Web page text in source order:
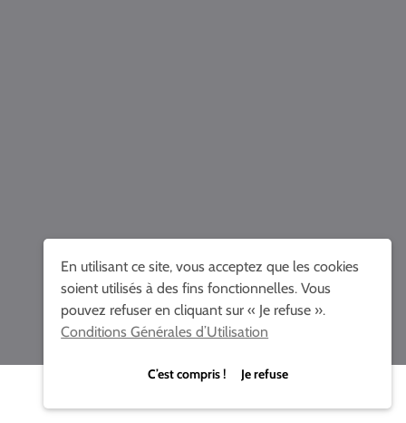
En utilisant ce site, vous acceptez que les cookies
soient utilisés à des fins fonctionnelles. Vous
pouvez refuser en cliquant sur « Je refuse ».
Conditions Générales d’Utilisation
C’est compris ! Je refuse